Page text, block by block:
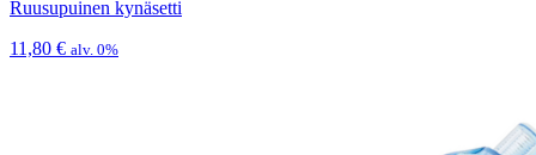
Ruusupuinen kynäsetti
11,80 € alv. 0%